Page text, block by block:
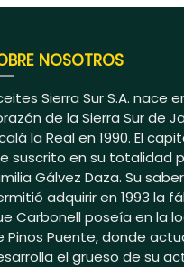
NOSOTROS
Sierra Sur S.A. nace
de la Sierra Sur de
la Real en 1990. El
suscrito en su totalidad
Gálvez Daza. Su
adquirir en 1993 la
Carbonell poseía en la
Pinos Puente, donde
el grueso de su